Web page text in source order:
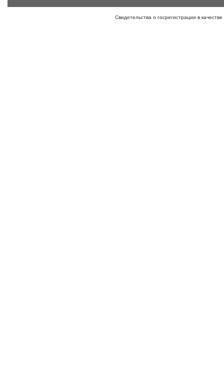
Свидетельства о госрегистрации в